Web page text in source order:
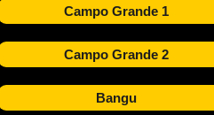
Campo Grande 1
Campo Grande 2
Bangu